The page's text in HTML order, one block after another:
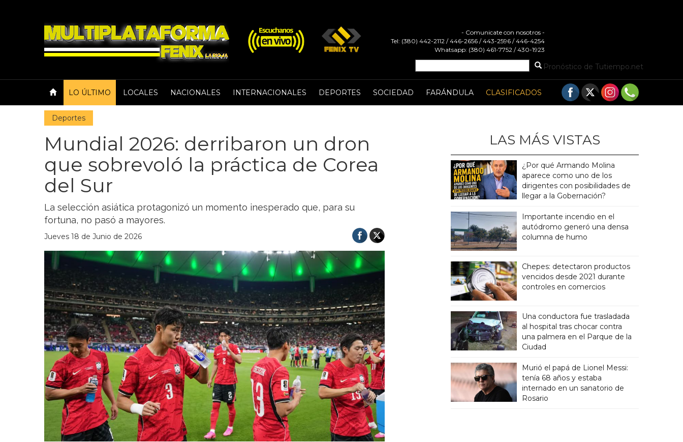
- Comunicate con nosotros -
Tel: (380) 442-2112 / 446-2656 / 443-2596 / 446-4254
Whatsapp: (380) 461-7752 / 430-1923
Pronóstico de Tutiempo.net
LO ÚLTIMO LOCALES NACIONALES INTERNACIONALES DEPORTES SOCIEDAD FARÁNDULA CLASIFICADOS
Deportes
Mundial 2026: derribaron un dron
que sobrevoló la práctica de Corea
del Sur
La selección asiática protagonizó un momento inesperado que, para su
fortuna, no pasó a mayores.
Jueves 18 de Junio de 2026
LAS MÁS VISTAS
¿Por qué Armando Molina
aparece como uno de los
dirigentes con posibilidades de
llegar a la Gobernación?
Importante incendio en el
autódromo generó una densa
columna de humo
Chepes: detectaron productos
vencidos desde 2021 durante
controles en comercios
Una conductora fue trasladada
al hospital tras chocar contra
una palmera en el Parque de la
Ciudad
Murió el papá de Lionel Messi:
tenía 68 años y estaba
internado en un sanatorio de
Rosario